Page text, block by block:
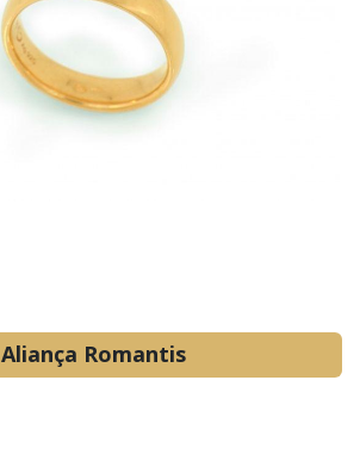
Aliança Romantis